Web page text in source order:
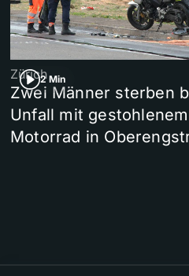
2 Min
Zürich
Zwei Männer sterben
Unfall mit gestohlenem
Motorrad in